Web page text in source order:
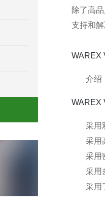
除了高
支持和
WAREX
介绍
WAREX
采用
采用
采用
采用
采用